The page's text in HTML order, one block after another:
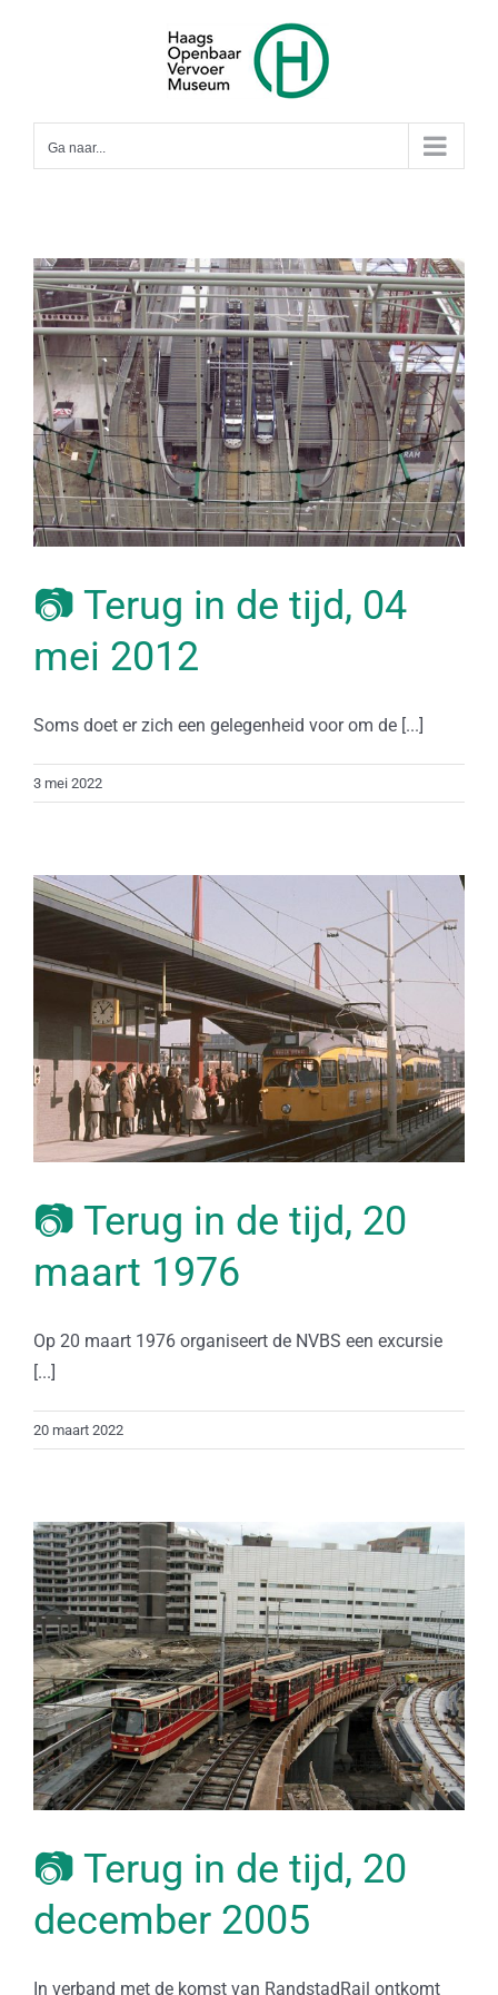
Ga naar...
📷 Terug in de tijd, 04
mei 2012
Soms doet er zich een gelegenheid voor om de [...]
3 mei 2022
📷 Terug in de tijd, 20
maart 1976
Op 20 maart 1976 organiseert de NVBS een excursie
[...]
20 maart 2022
📷 Terug in de tijd, 20
december 2005
In verband met de komst van RandstadRail ontkomt